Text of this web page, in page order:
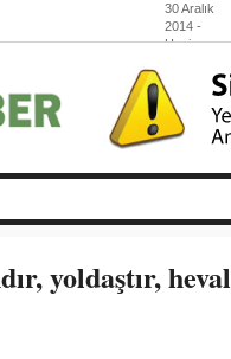
30 Aralık
2014 -
Haziran
açmazları
(Etha)
29 Aralık
2014
“vekalet
2014-
HDP
yoldaştır,